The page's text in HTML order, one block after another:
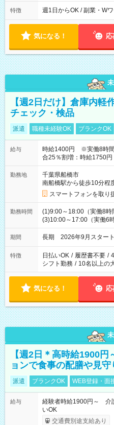
特徴 週1日からOK / 副業・W
気になる！ 応
【週2日だけ】倉庫内
チェック・検品
派遣 職種未経験OK ブランクOK
給与
時給1400円 ※実働8時間
合25％割増：時給1750円
勤務地
千葉県船橋市
南船橋駅から徒歩10分程
スマートフォンを取り
勤務時間
(1)9:00～18:00（実働8時
(3)10:00～17:00（実働6
期間 長期 2026年9月スター
特徴 日払いOK / 履歴書不要 /
シフト勤務 / 10名以上の
気になる！ 応
【週2日＊高時給1900
ョンで食事の配膳や見守
派遣 ブランクOK WEB登録・面
給与
経験者時給1900円～ 介
いOK
交通費別途支給あり